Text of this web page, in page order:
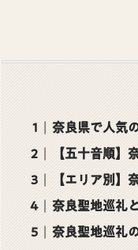
奈良県で人気
【五十音順】
【エリア別】
奈良聖地巡礼
奈良聖地巡礼